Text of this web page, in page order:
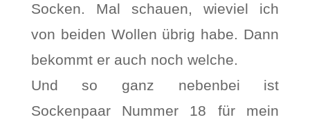
Socken. Mal schauen, wieviel ich
von beiden Wollen übrig habe. Dann
bekommt er auch noch welche.
Und so ganz nebenbei ist
Sockenpaar Nummer 18 für mein